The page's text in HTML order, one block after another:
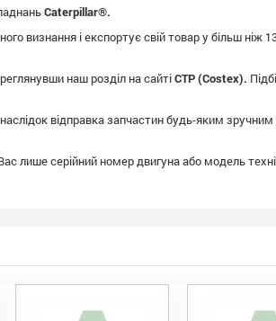
Caterpillar®.
визнання і експортує свій товар у більш ніж
наш розділ на сайтіCTP (Costex).
відправка запчастин будь-яким
лише серійний номер двигуна або модель